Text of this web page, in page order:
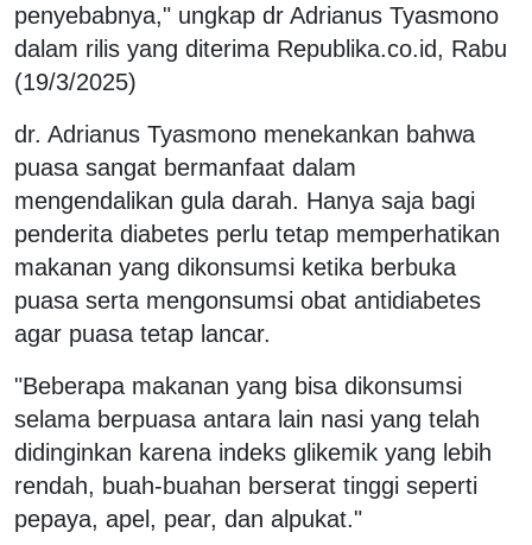
penyebabnya," ungkap dr Adrianus Tyasmono
dalam rilis yang diterima Republika.co.id, Rabu
(19/3/2025)
dr. Adrianus Tyasmono menekankan bahwa
puasa sangat bermanfaat dalam
mengendalikan gula darah. Hanya saja bagi
penderita diabetes perlu tetap memperhatikan
makanan yang dikonsumsi ketika berbuka
puasa serta mengonsumsi obat antidiabetes
agar puasa tetap lancar.
"Beberapa makanan yang bisa dikonsumsi
selama berpuasa antara lain nasi yang telah
didinginkan karena indeks glikemik yang lebih
rendah, buah-buahan berserat tinggi seperti
pepaya, apel, pear, dan alpukat."